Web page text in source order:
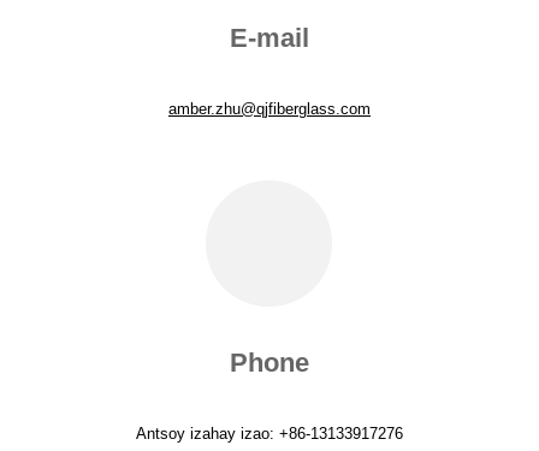
E-mail
amber.zhu@qjfiberglass.com
Phone
Antsoy izahay izao: +86-13133917276